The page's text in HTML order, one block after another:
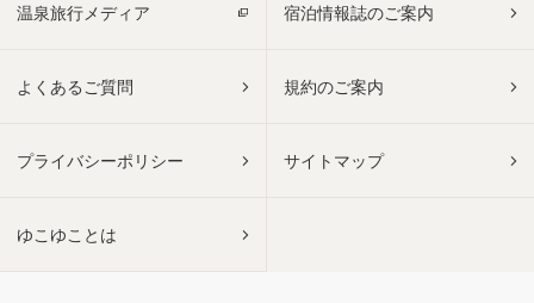
温泉旅行メディア 宿泊情報誌のご案内
よくあるご質問 規約のご案内
プライバシーポリシー サイトマップ
ゆこゆことは